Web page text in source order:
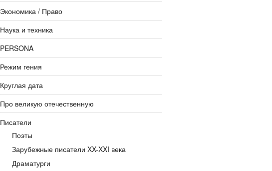
Экономика / Право
Наука и техника
PERSONA
Режим гения
Круглая дата
Про великую отечественную
Писатели
Поэты
Зарубежные писатели XX-XXI века
Драматурги